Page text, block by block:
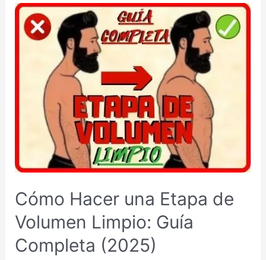
Cómo Hacer una Etapa de
Volumen Limpio: Guía
Completa (2025)